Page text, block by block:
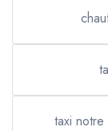
taxi